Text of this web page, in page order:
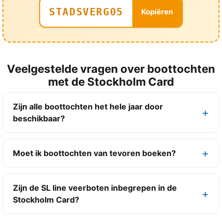
STADSVERG05 Kopiëren
Veelgestelde vragen over boottochten
met de Stockholm Card
Zijn alle boottochten het hele jaar door
beschikbaar?
Moet ik boottochten van tevoren boeken?
Zijn de SL line veerboten inbegrepen in de
Stockholm Card?